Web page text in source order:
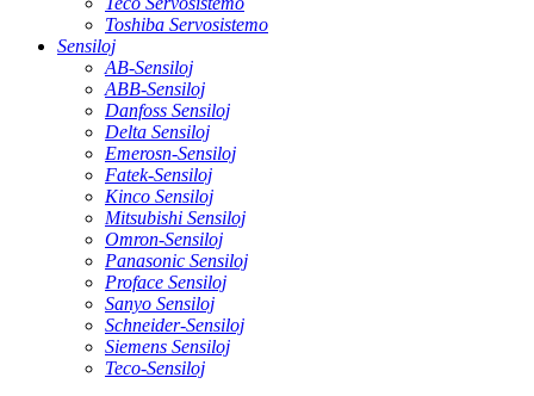
Toshiba Servosistemo
Sensiloj
AB-Sensiloj
ABB-Sensiloj
Danfoss Sensiloj
Delta Sensiloj
Emerosn-Sensiloj
Fatek-Sensiloj
Kinco Sensiloj
Mitsubishi Sensiloj
Omron-Sensiloj
Panasonic Sensiloj
Proface Sensiloj
Sanyo Sensiloj
Schneider-Sensiloj
Siemens Sensiloj
Teco-Sensiloj